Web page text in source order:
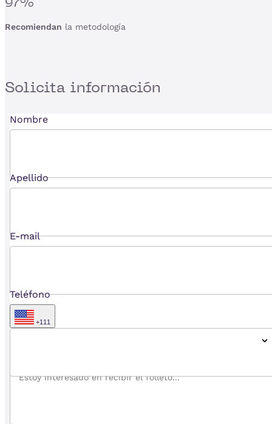
Recomiendan la metodología
Solicita información